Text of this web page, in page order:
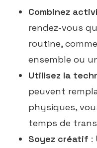
Combinez
rendez-vous
routine,
ensemble ou
Utilisez la
peuvent
physiques,
temps de
Soyez créatif :